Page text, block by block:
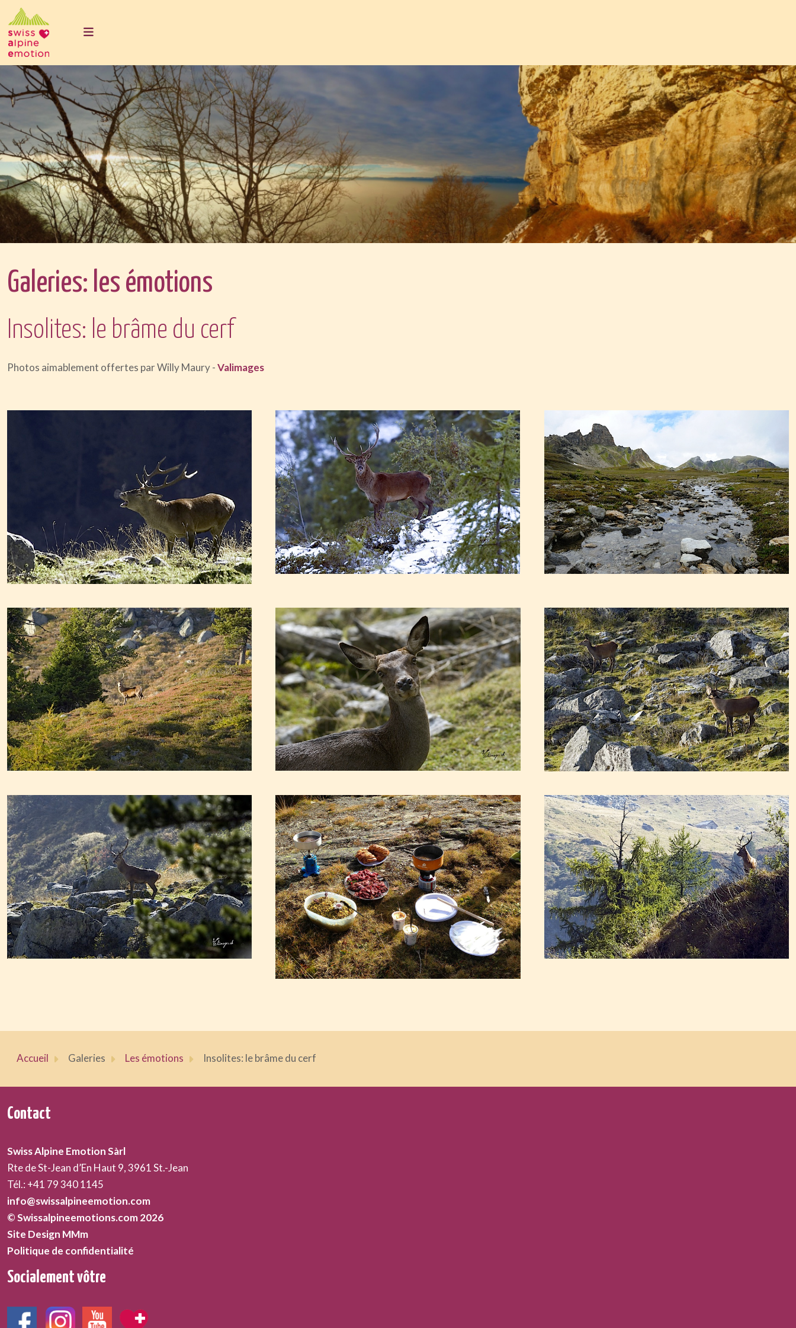
Galeries: les émotions
Insolites: le brâme du cerf
Photos aimablement offertes par Willy Maury -Valimages
Accueil Galeries Les émotions Insolites: le brâme du cerf
Contact
Swiss Alpine Emotion Sàrl
Rte de St-Jean d’En Haut 9, 3961 St.-Jean
Tél.: +41 79 340 1145
info@swissalpineemotion.com
© Swissalpineemotions.com 2026
Site Design MMm
Politique de confidentialité
Socialement vôtre